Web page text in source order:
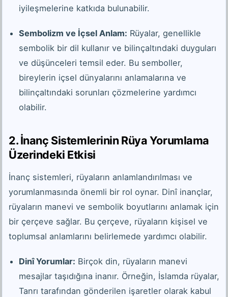
iyileşmelerine katkıda bulunabilir.
Sembolizm ve İçsel Anlam: Rüyalar, genellikle
sembolik bir dil kullanır ve bilinçaltındaki duyguları
ve düşünceleri temsil eder. Bu semboller,
bireylerin içsel dünyalarını anlamalarına ve
bilinçaltındaki sorunları çözmelerine yardımcı
olabilir.
2. İnanç Sistemlerinin Rüya Yorumlama
Üzerindeki Etkisi
İnanç sistemleri, rüyaların anlamlandırılması ve
yorumlanmasında önemli bir rol oynar. Dinî inançlar,
rüyaların manevi ve sembolik boyutlarını anlamak için
bir çerçeve sağlar. Bu çerçeve, rüyaların kişisel ve
toplumsal anlamlarını belirlemede yardımcı olabilir.
Dinî Yorumlar: Birçok din, rüyaların manevi
mesajlar taşıdığına inanır. Örneğin, İslamda rüyalar,
Tanrı tarafından gönderilen işaretler olarak kabul